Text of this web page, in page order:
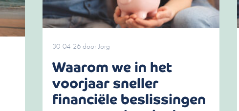
30-04-26 doorJorg
Waarom we in het
voorjaar sneller
financiële beslissingen